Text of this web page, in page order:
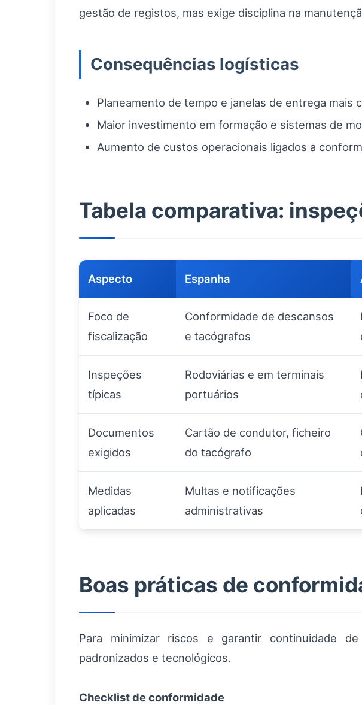
gestão de registos, mas exige disciplina na
Consequências logísticas
Planeamento de tempo e janelas de entrega mais
Maior investimento em formação e sistemas de
Aumento de custos operacionais ligados a
Tabela comparativa:
Aspecto Espanha
Foco de
fiscalização
Conformidade de descansos
e tacógrafos
Inspeções
típicas
Rodoviárias e em terminais
portuários
Documentos
exigidos
Cartão de condutor, ficheiro
do tacógrafo
Medidas
aplicadas
Multas e notificações
administrativas
Boas práticas de
Para minimizar riscos e garantir continuidade
padronizados e tecnológicos.
Checklist de conformidade